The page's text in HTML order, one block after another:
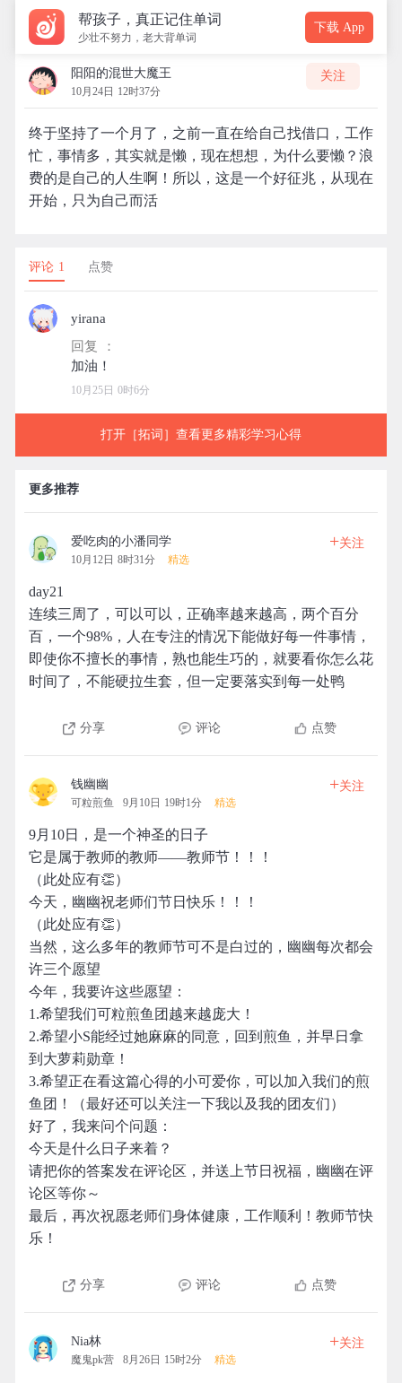
帮孩子，真正记住单词
少壮不努力，老大背单词
下载 App
阳阳的混世大魔王
10月24日 12时37分
关注
终于坚持了一个月了，之前一直在给自己找借口，工作
忙，事情多，其实就是懒，现在想想，为什么要懒？浪
费的是自己的人生啊！所以，这是一个好征兆，从现在
开始，只为自己而活
评论 1 点赞
yirana
回复 ：
10月25日 0时6分
打开［拓词］查看更多精彩学习心得
更多推荐
爱吃肉的小潘同学
10月12日 8时31分 精选
+关注
day21
连续三周了，可以可以，正确率越来越高，两个百分
百，一个98%，人在专注的情况下能做好每一件事情，
即使你不擅长的事情，熟也能生巧的，就要看你怎么花
时间了，不能硬拉生套，但一定要落实到每一处鸭
分享 评论 点赞
钱幽幽
可粒煎鱼 9月10日 19时1分 精选
+关注
9月10日，是一个神圣的日子
它是属于教师的教师——教师节！！！
（此处应有👏）
今天，幽幽祝老师们节日快乐！！！
（此处应有👏）
当然，这么多年的教师节可不是白过的，幽幽每次都会
许三个愿望
今年，我要许这些愿望：
1.希望我们可粒煎鱼团越来越庞大！
2.希望小S能经过她麻麻的同意，回到煎鱼，并早日拿
到大萝莉勋章！
3.希望正在看这篇心得的小可爱你，可以加入我们的煎
鱼团！（最好还可以关注一下我以及我的团友们）
好了，我来问个问题：
今天是什么日子来着？
请把你的答案发在评论区，并送上节日祝福，幽幽在评
论区等你～
最后，再次祝愿老师们身体健康，工作顺利！教师节快
乐！
分享 评论 点赞
Nia林
魔鬼pk营 8月26日 15时2分 精选
+关注